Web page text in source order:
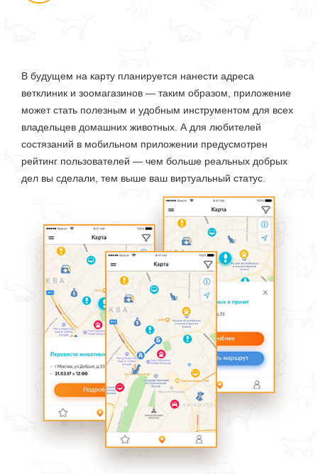
В будущем на карту планируется нанести адреса
ветклиник и зоомагазинов — таким образом, приложение
может стать полезным и удобным инструментом для всех
владельцев домашних животных. А для любителей
состязаний в мобильном приложении предусмотрен
рейтинг пользователей — чем больше реальных добрых
дел вы сделали, тем выше ваш виртуальный статус.